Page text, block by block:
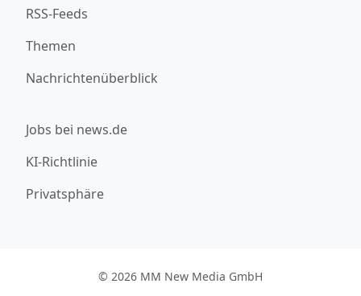
RSS-Feeds
Themen
Nachrichtenüberblick
Jobs bei news.de
KI-Richtlinie
Privatsphäre
© 2026 MM New Media GmbH